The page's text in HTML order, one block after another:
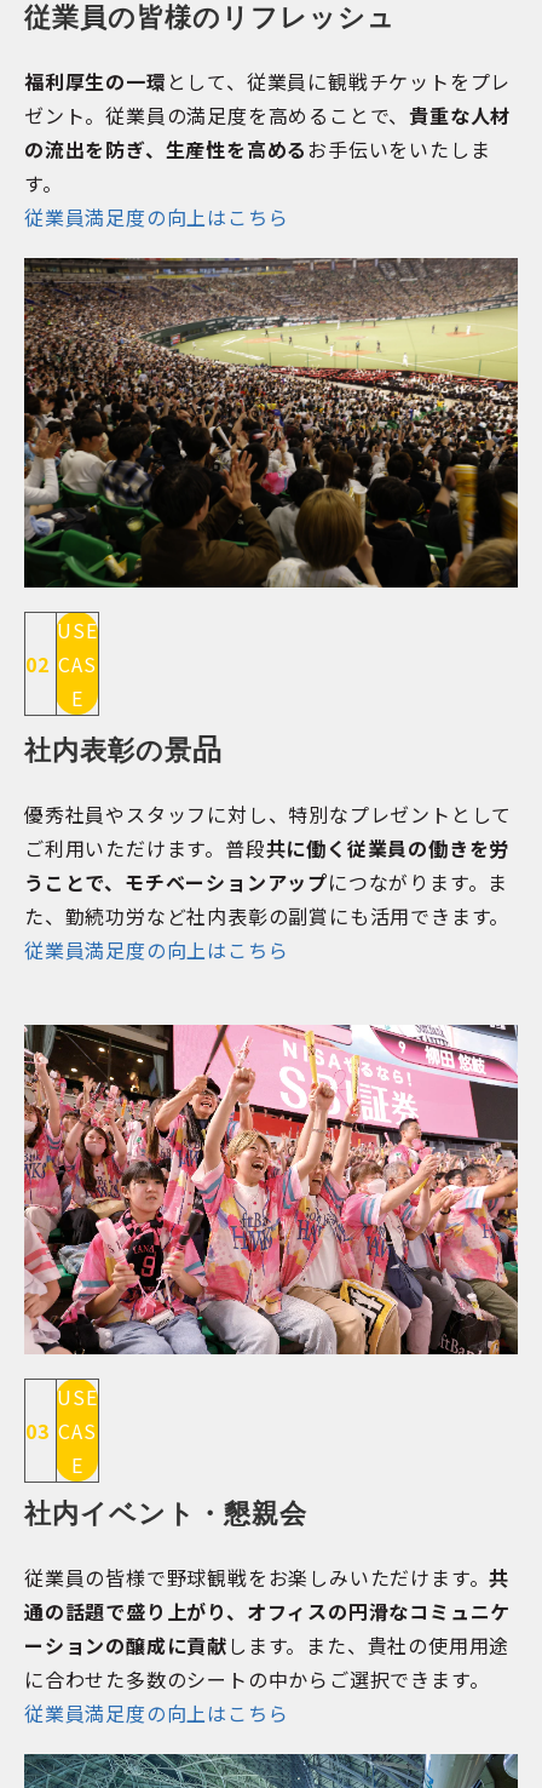
従業員の皆様のリフレッシュ
福利厚生の一環 として、従業員に観戦チケットをプレ
ゼント。従業員の満足度を高めることで、貴重な人材
の流出を防ぎ、生産性を高めるお手伝いをいたしま
す。
従業員満足度の向上はこちら
02
USE
CAS
E
社内表彰の景品
優秀社員やスタッフに対し、特別なプレゼントとして
ご利用いただけます。普段共に働く従業員の働きを労
うことで、モチベーションアップにつながります。ま
た、勤続功労など社内表彰の副賞にも活用できます。
従業員満足度の向上はこちら
03
USE
CAS
E
社内イベント・懇親会
従業員の皆様で野球観戦をお楽しみいただけます。共
通の話題で盛り上がり、オフィスの円滑なコミュニケ
ーションの醸成に貢献します。また、貴社の使用用途
に合わせた多数のシートの中からご選択できます。
従業員満足度の向上はこちら